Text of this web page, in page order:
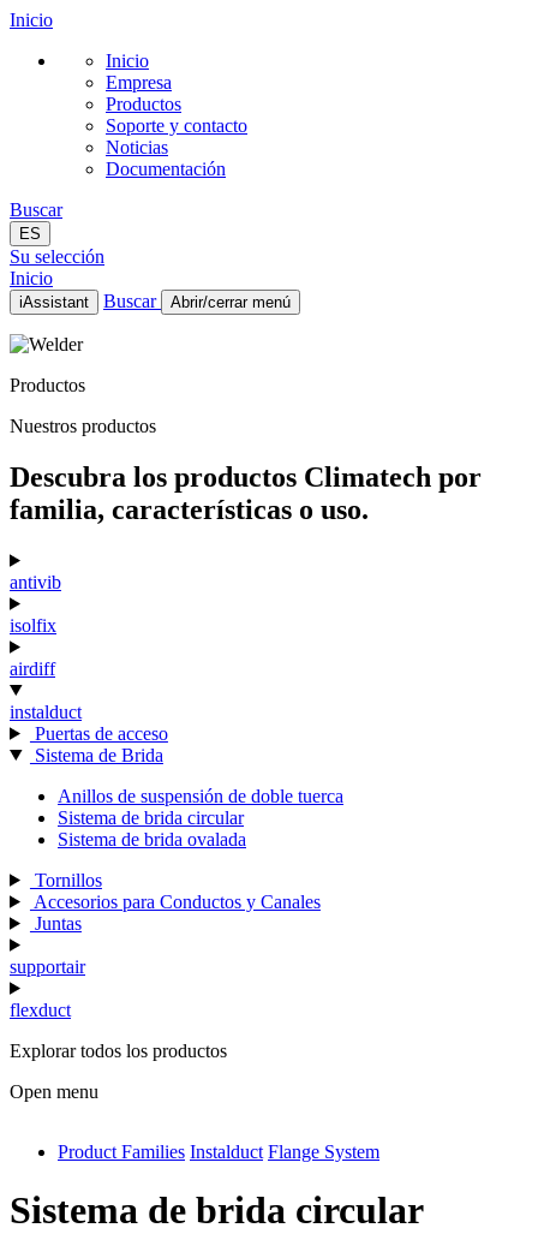
Inicio
Inicio
Empresa
Productos
Soporte y contacto
Noticias
Documentación
Buscar
ES
Su selección
Inicio
iAssistant Buscar Abrir/cerrar menú
Inicio
Productos
Noticias
ES
Productos
Nuestros productos
Descubra los productos Climatech por
familia, características o uso.
antivib
isolfix
airdiff
instalduct
Puertas de acceso
Sistema de Brida
Anillos de suspensión de doble tuerca
Sistema de brida circular
Sistema de brida ovalada
Tornillos
Accesorios para Conductos y Canales
Juntas
supportair
flexduct
Explorar todos los productos
Open menu
antivib
isolfix
Product Families Instalduct Flange System
Sistema de brida circular